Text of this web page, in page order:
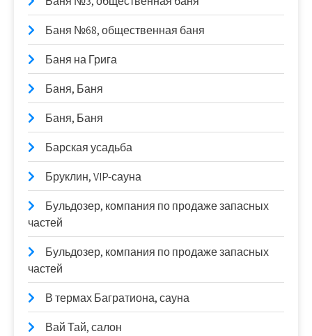
Баня №68, общественная баня
Баня на Грига
Баня, Баня
Баня, Баня
Барская усадьба
Бруклин, VIP-сауна
Бульдозер, компания по продаже запасных
частей
Бульдозер, компания по продаже запасных
частей
В термах Багратиона, сауна
Вай Тай, салон